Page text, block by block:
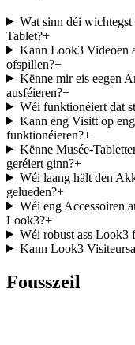
Wat sinn déi
Tablet?+
Kann Look3 Videoen
ofspillen?+
Kënne mir eis eegen
ausféieren?+
Wéi funktionéiert dat
Kann eng Visitt op
funktionéieren?+
Kënne Musée-
geréiert ginn?+
Wéi laang hält den
gelueden?+
Wéi eng Accessoiren
Look3?+
Wéi robust ass Look3
Kann Look3
Fousszeil